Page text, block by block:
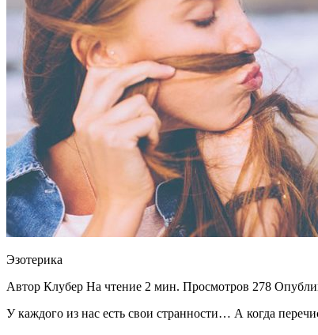
Эзотерика
Автор Клубер На чтение 2 мин. Просмотров 278
У каждого из нас есть свои странности… А когда